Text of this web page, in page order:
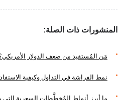
المنشورات ذات الصلة:
مَن المُستفيد من ضعف الدولار
نمط الفراشة في التداول وكيفية
ما أبرز أنماط المُخطَّطات السعرية